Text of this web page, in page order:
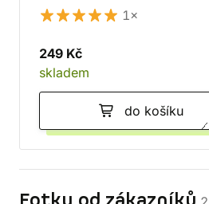
1×
249 Kč
skladem
do košíku